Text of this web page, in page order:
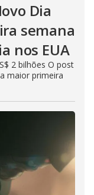
Dia
semana
nos EUA
2 bilhões O post
maior primeira